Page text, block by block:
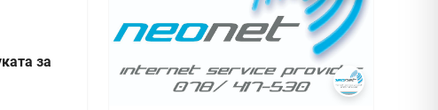
за